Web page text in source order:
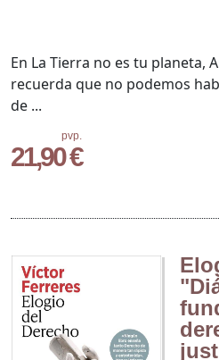
pvp.
21,90 €
En La Tierra no es tu planeta,
recuerda que no podemos
de ...